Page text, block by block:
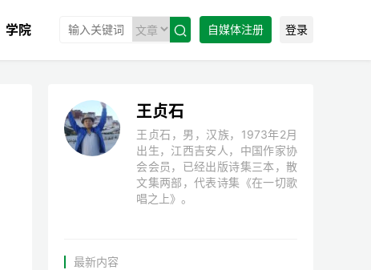
学院  自媒体注册 登录
王贞石
王贞石，男，汉族，1973年2月
出生，江西吉安人，中国作家协
会会员，已经出版诗集三本，散
文集两部，代表诗集《在一切歌
唱之上》。
最新内容